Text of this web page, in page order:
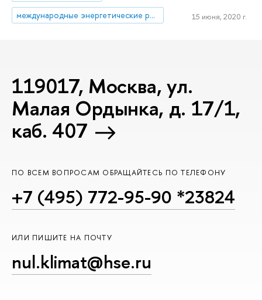
международные энергетические рынки
15 июня, 2020 г.
119017, Москва, ул.
Малая Ордынка, д. 17/1,
каб. 407
ПО ВСЕМ ВОПРОСАМ ОБРАЩАЙТЕСЬ ПО ТЕЛЕФОНУ
+7 (495) 772-95-90 *23824
ИЛИ ПИШИТЕ НА ПОЧТУ
nul.klimat@hse.ru